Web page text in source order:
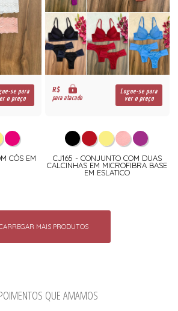
se para
o preço
CÓS EM
R$
para atacado
Logue-se para
ver o preço
CJ165 - CONJUNTO COM DUAS
CALCINHAS EM MICROFIBRA BASE
EM ESLATICO
MAIS PRODUTOS
QUE AMAMOS